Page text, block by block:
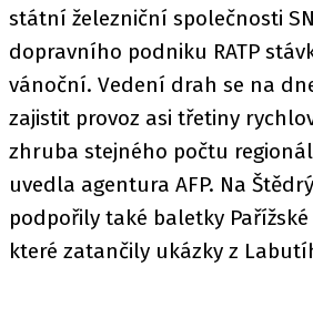
státní železniční společnosti
dopravního podniku RATP
vánoční. Vedení drah se na
zajistit provoz asi třetiny
zhruba stejného počtu
uvedla agentura AFP. Na
podpořily také baletky
které zatančily ukázky z